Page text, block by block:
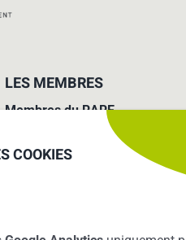
LES MEMBRES
Membres du RARE
Missions des agences
Adhérer au réseau
COOKIES